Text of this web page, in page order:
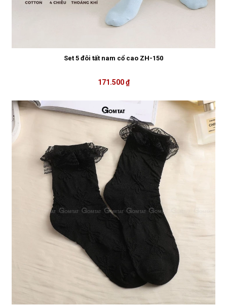
Set 5 đôi tất nam cổ cao ZH-150
171.500 ₫